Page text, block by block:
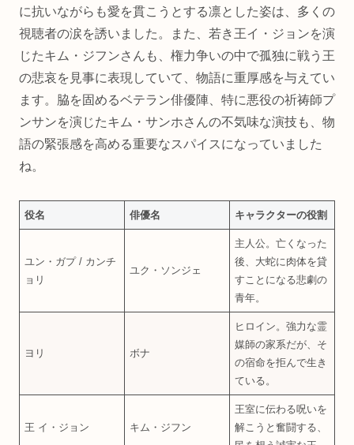
に抗いながらも愛を貫こうとする凛とした姿は、多くの
視聴者の涙を誘いました。また、若き王イ・ジョンを演
じたキム・ジフンさんも、権力争いの中で孤独に戦う王
の悲哀を見事に表現していて、物語に重厚感を与えてい
ます。脇を固めるベテラン俳優陣、特に悪役の祈祷師プ
ンサンを演じたキム・サンホさんの不気味な演技も、物
語の緊張感を高める重要なスパイスになっていました
ね。
役名 俳優名 キャラクターの役割
ユン・ガプ / カンチ
ョリ
ユク・ソンジェ
主人公。亡くなった
後、大蛇に肉体を貸
すことになる悲劇の
青年。
ヨリ ボナ
ヒロイン。強力な霊
媒師の家系だが、そ
の宿命を拒んで生き
ている。
王 イ・ジョン キム・ジフン
王室に伝わる呪いを
解こうと奮闘する、